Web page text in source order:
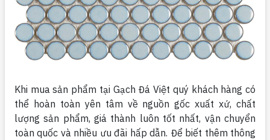
Khi mua sản phẩm tại Gạch Đá Việt quý khách hàng có
thể hoàn toàn yên tâm về nguồn gốc xuất xứ, chất
lượng sản phẩm, giá thành luôn tốt nhất, vận chuyển
toàn quốc và nhiều ưu đãi hấp dẫn. Để biết thêm thông